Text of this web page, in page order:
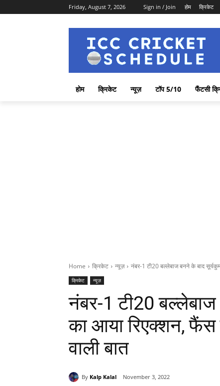
Friday, August 7, 2026 Sign in / Join होम क्रिकेट
होम क्रिकेट न्यूज़ टॉप 5/10 फैंटसी
Home क्रिकेट न्यूज़ नंबर-1 टी20 बल्लेबाज बनने के बाद
क्रिकेट न्यूज़
नंबर-1 टी20 बल्लेबाज
का आया रिएक्शन,
वाली बात
By Kalp Kalal November 3, 2022